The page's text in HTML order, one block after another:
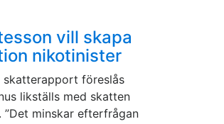
vill skapa
nikotinister
skatterapport föreslås
likställs med skatten
minskar efterfrågan